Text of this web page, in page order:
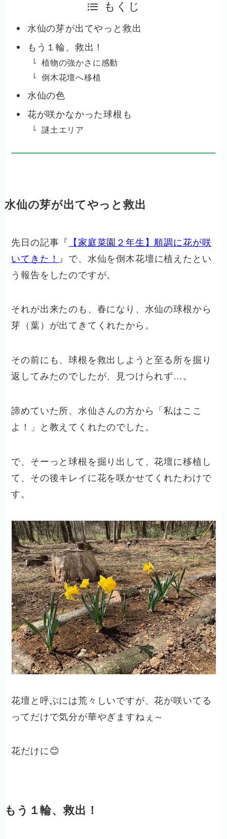
もくじ
水仙の芽が出てやっと救出
もう１輪、救出！
植物の強かさに感動
倒木花壇へ移植
水仙の色
花が咲かなかった球根も
謎土エリア
水仙の芽が出てやっと救出
先日の記事『
【家庭菜園２年生】順調に花が咲
いてきた！
』で、水仙を倒木花壇に植えたとい
う報告をしたのですが。
それが出来たのも、春になり、水仙の球根から
芽（葉）が出てきてくれたから。
その前にも、球根を救出しようと至る所を掘り
返してみたのでしたが、見つけられず…。
諦めていた所、水仙さんの方から「私はここ
よ！」と教えてくれたのでした。
で、そーっと球根を掘り出して、花壇に移植し
て、その後キレイに花を咲かせてくれたわけで
す。
花壇と呼ぶには荒々しいですが、花が咲いてる
ってだけで気分が華やぎますねぇ～
花だけに😊
もう１輪、救出！